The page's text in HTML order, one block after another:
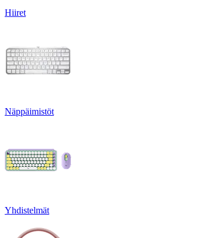
Hiiret
Näppäimistöt
Yhdistelmät